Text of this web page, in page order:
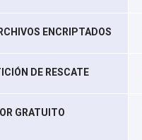
ENCRIPTADOS
DE RESCATE
GRATUITO